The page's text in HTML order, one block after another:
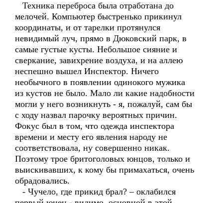
Техника переброса была отработана до
мелочей. Компьютер быстренько прикинул
координаты, и от тарелки протянулся
невидимый луч, прямо в Дюковский парк, в
самые густые кусты. Небольшое сияние и
сверкание, завихрение воздуха, и на аллею
неспешно вышел Инспектор. Ничего
необычного в появлении одинокого мужика
из кустов не было. Мало ли какие надобности
могли у него возникнуть - я, пожалуй, сам бы
с ходу назвал парочку вероятных причин.
Фокус был в том, что одежда инспектора
времени и месту его явления народу не
соответствовала, ну совершенно никак.
Поэтому трое бритоголовых юнцов, только и
выискивавших, к кому бы примахаться, очень
обрадовались.
- Чучело, где прикид брал? – оклабился